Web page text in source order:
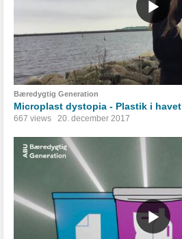
Bæredygtig Generation
Microplast dystopia - Plastik i havet
667 views 20. december 2017